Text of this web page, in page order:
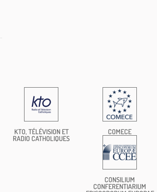
KTO, TÉLÉVISION ET
RADIO CATHOLIQUES
COMECE
CONSILIUM
CONFERENTIARIUM